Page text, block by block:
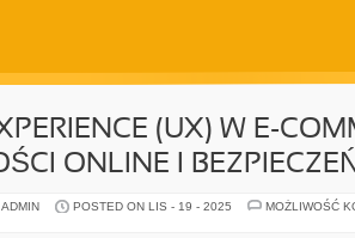
(UX) W E-
ONLINE I
POSTED ON LIS - 19 - 2025
MOŻLIWOŚĆ